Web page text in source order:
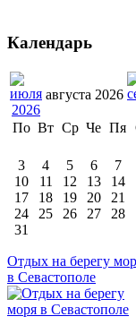
Календарь
августа 2026
По Вт Ср Че Пя
3
4 5 6 7
10
11 12 13 14
17
18 19 20 21
24
25 26 27 28
31
Отдых на берегу
в Севастополе